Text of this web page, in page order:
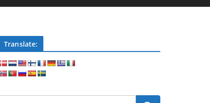
Translate: